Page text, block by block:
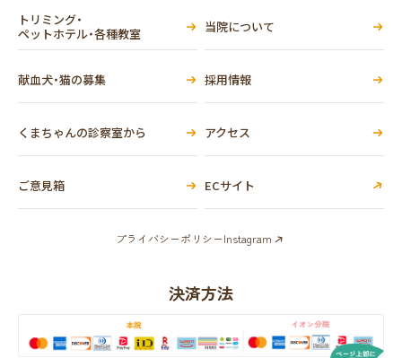
トリミング・
ペットホテル・各種教室
当院について
献血犬・猫の募集 採用情報
くまちゃんの診察室から アクセス
ご意見箱 ECサイト
プライバシーポリシーInstagram
決済方法